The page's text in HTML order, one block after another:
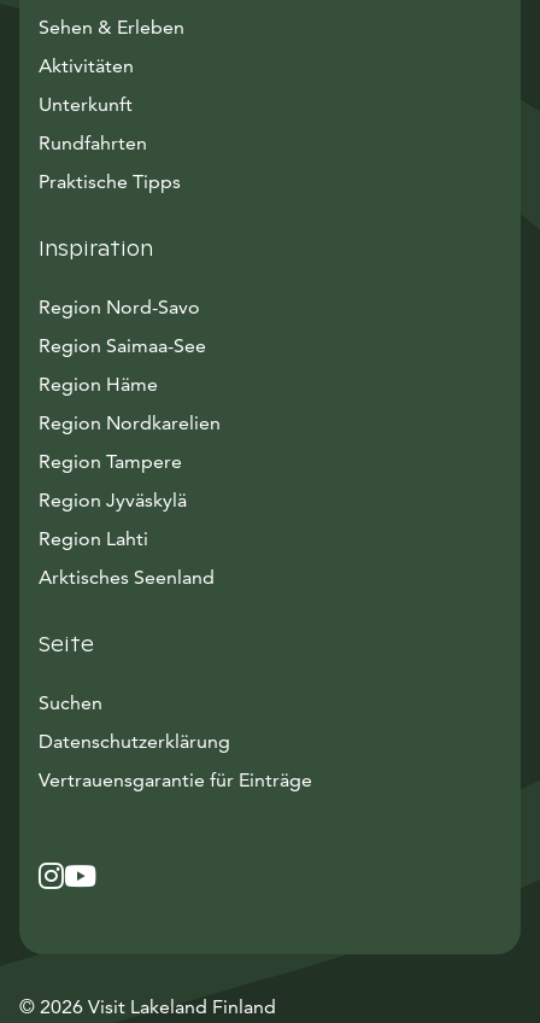
Sehen & Erleben
Aktivitäten
Unterkunft
Rundfahrten
Praktische Tipps
Inspiration
Region Nord-Savo
Region Saimaa-See
Region Häme
Region Nordkarelien
Region Tampere
Region Jyväskylä
Region Lahti
Arktisches Seenland
Seite
Suchen
Datenschutzerklärung
Vertrauensgarantie für Einträge
Instagram
Avautuu uuteen ikkunaan
YouTube
Avautuu uuteen ikkunaan
© 2026 Visit Lakeland Finland